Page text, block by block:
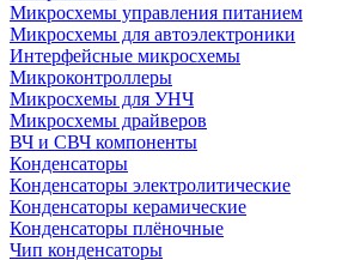
Микросхемы управления питанием
Микросхемы для автоэлектроники
Интерфейсные микросхемы
Микроконтроллеры
Микросхемы для УНЧ
Микросхемы драйверов
ВЧ и СВЧ компоненты
Конденсаторы
Конденсаторы электролитические
Конденсаторы керамические
Конденсаторы плёночные
Чип конденсаторы